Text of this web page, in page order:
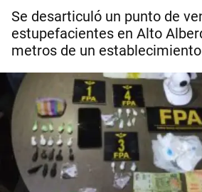
Se desarticuló un punto de
estupefacientes en Alto
metros de un